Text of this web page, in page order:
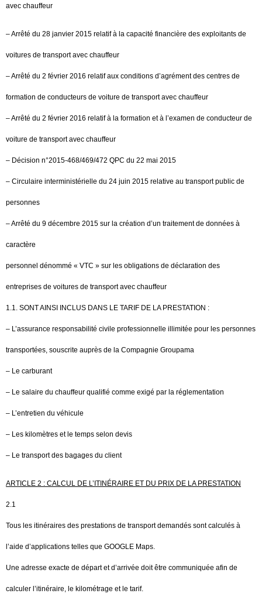
avec chauffeur
– Arrêté du 28 janvier 2015 relatif à la capacité financière des exploitants de
voitures de transport avec chauffeur
– Arrêté du 2 février 2016 relatif aux conditions d’agrément des centres de
formation de conducteurs de voiture de transport avec chauffeur
– Arrêté du 2 février 2016 relatif à la formation et à l’examen de conducteur de
voiture de transport avec chauffeur
– Décision n°2015-468/469/472 QPC du 22 mai 2015
– Circulaire interministérielle du 24 juin 2015 relative au transport public de
personnes
– Arrêté du 9 décembre 2015 sur la création d’un traitement de données à
caractère
personnel dénommé « VTC » sur les obligations de déclaration des
entreprises de voitures de transport avec chauffeur
1.1. SONT AINSI INCLUS DANS LE TARIF DE LA PRESTATION :
– L’assurance responsabilité civile professionnelle illimitée pour les personnes
transportées, souscrite auprès de la Compagnie Groupama
– Le carburant
– Le salaire du chauffeur qualifié comme exigé par la réglementation
– L’entretien du véhicule
– Les kilomètres et le temps selon devis
– Le transport des bagages du client
ARTICLE 2 : CALCUL DE L’ITINÉRAIRE ET DU PRIX DE LA PRESTATION
2.1
Tous les itinéraires des prestations de transport demandés sont calculés à
l’aide d’applications telles que GOOGLE Maps.
Une adresse exacte de départ et d’arrivée doit être communiquée afin de
calculer l’itinéraire, le kilométrage et le tarif.